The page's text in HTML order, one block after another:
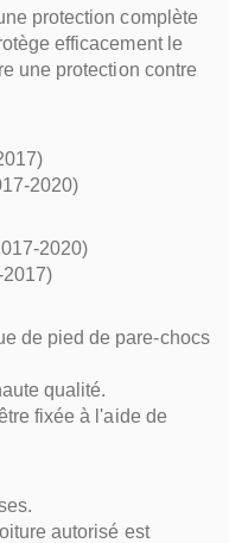
protection complète
efficacement le
une protection contre
2020)
2020)
2017)
de pied de pare-chocs
qualité.
fixée à l'aide de
autorisé est